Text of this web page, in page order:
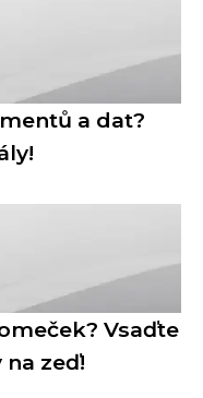
a dat?
Vsaďte
zeď!